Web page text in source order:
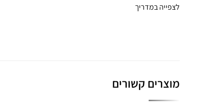
לצפייה במדריך
מוצרים קשורים